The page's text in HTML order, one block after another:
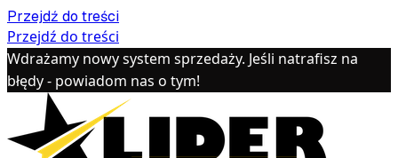
Przejdź do treści
Przejdź do treści
Wdrażamy nowy system sprzedaży. Jeśli natrafisz na
błędy - powiadom nas o tym!